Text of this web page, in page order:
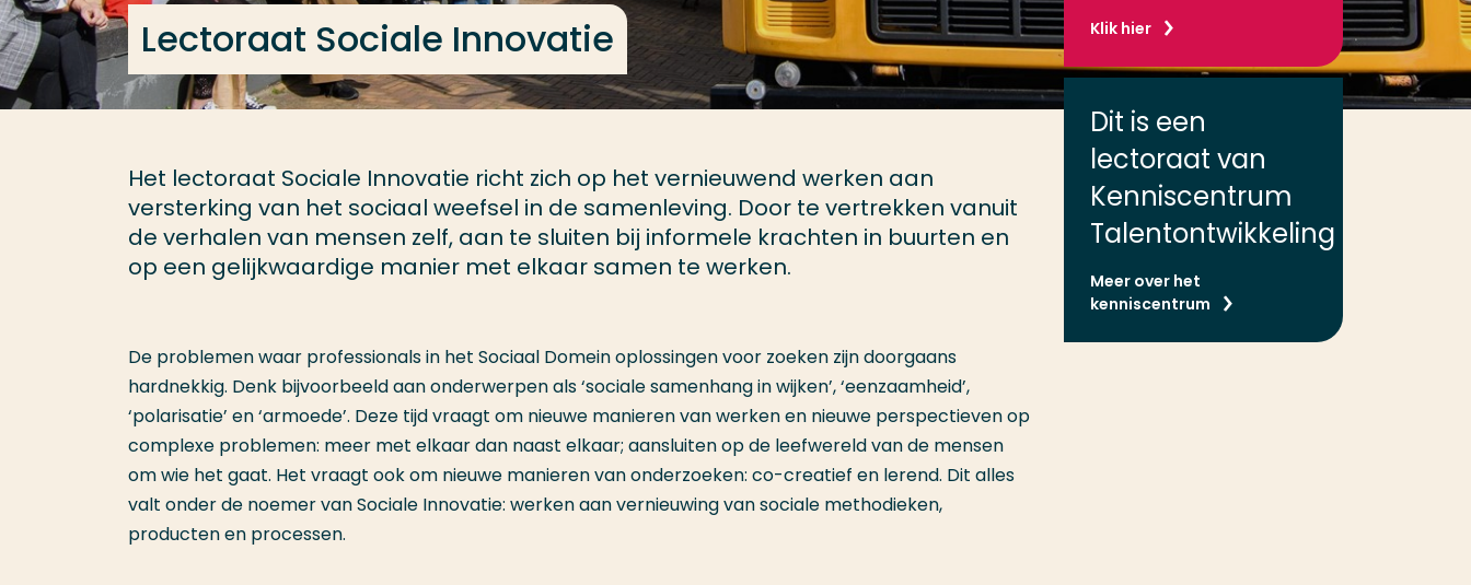
Lectoraat Sociale Innovatie
Het lectoraat Sociale Innovatie richt zich op het vernieuwend werken aan
versterking van het sociaal weefsel in de samenleving. Door te vertrekken vanuit
de verhalen van mensen zelf, aan te sluiten bij informele krachten in buurten en
op een gelijkwaardige manier met elkaar samen te werken.
Klik hier
Dit is een
lectoraat van
Kenniscentrum
Talentontwikkeling
Meer over het
kenniscentrum
De problemen waar professionals in het Sociaal Domein oplossingen voor zoeken zijn doorgaans
hardnekkig. Denk bijvoorbeeld aan onderwerpen als ‘sociale samenhang in wijken’, ‘eenzaamheid’,
‘polarisatie’ en ‘armoede’. Deze tijd vraagt om nieuwe manieren van werken en nieuwe perspectieven op
complexe problemen: meer met elkaar dan naast elkaar; aansluiten op de leefwereld van de mensen
om wie het gaat. Het vraagt ook om nieuwe manieren van onderzoeken: co-creatief en lerend. Dit alles
valt onder de noemer van Sociale Innovatie: werken aan vernieuwing van sociale methodieken,
producten en processen.